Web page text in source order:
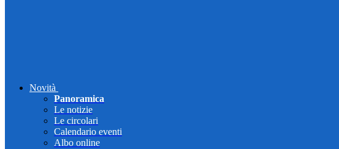
Novità
Panoramica
Le notizie
Le circolari
Calendario eventi
Albo online